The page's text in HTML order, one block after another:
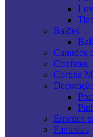
Balões
Canudos
Confetes
Cortina
Enfeites
Fantasias